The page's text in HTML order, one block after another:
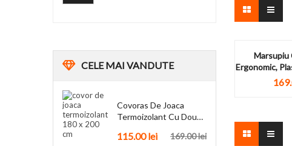
CELEMAI VANDUTE
Covoras De Joaca
Termoizolant Cu Doua
169.00lei
115.00lei
Marsupiu
Ergonomic,